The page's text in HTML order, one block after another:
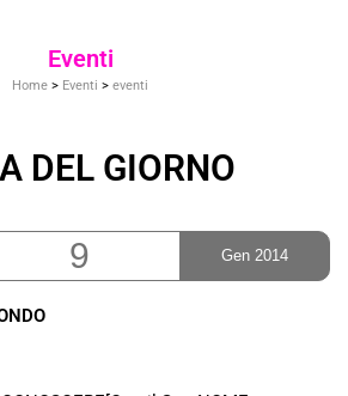
Eventi
Home > Eventi > eventi
DEL GIORNO
9 Gen 2014